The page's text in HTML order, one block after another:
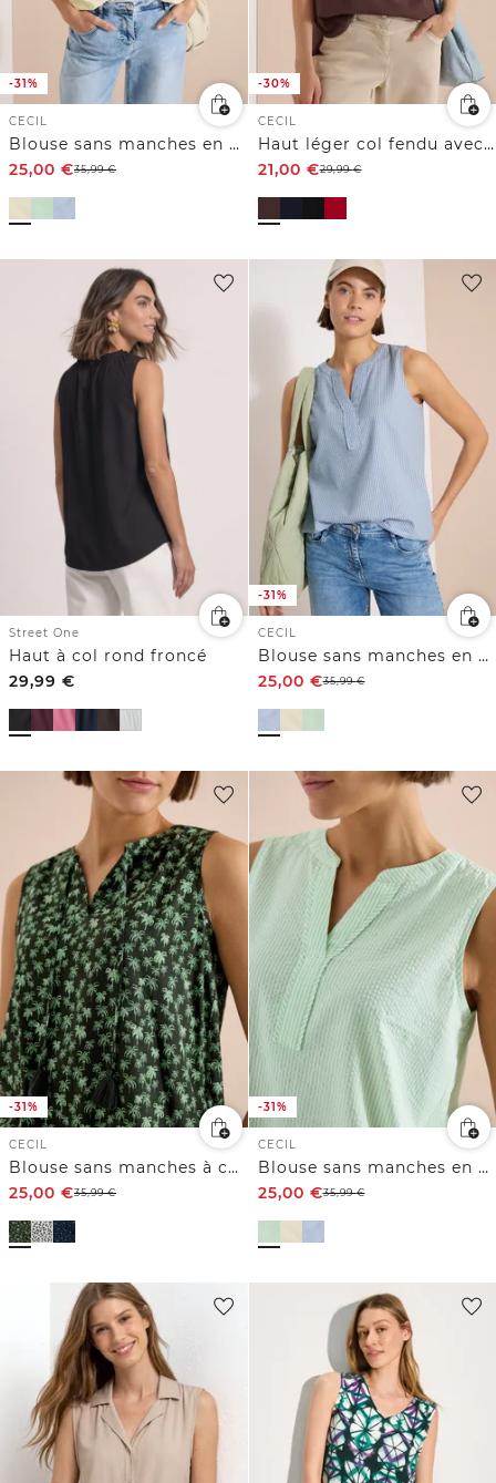
-31%
CECIL
Blouse sans manches en seersucker
25,00 €35,99€
-30%
CECIL
Haut léger col fendu avec cordons
21,00 €29,99€
Street One
Haut à col rond froncé
29,99 €
-31%
CECIL
Blouse sans manches en seersucker
25,00 €35,99€
-31%
CECIL
Blouse sans manches à col fendu et imprimé palmiers
25,00 €35,99€
-31%
CECIL
Blouse sans manches en seersucker
25,00 €35,99€